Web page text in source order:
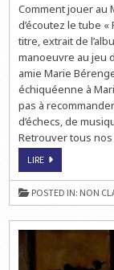
Comment jouer au
d’écoutez le tube
titre, extrait de
manoeuvre au jeu
amie Marie
échiquéenne à
pas à
d’échecs, de
Retrouver tous
LIREECHECS
MUSIQUE
:
MARIE
CHESS
POSTED IN: NON